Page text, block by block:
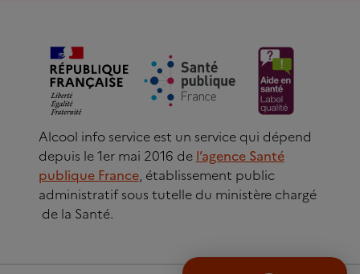
Alcool info service est un service qui dépend
depuis le 1er mai 2016 de l’agence Santé
publique France, établissement public
administratif sous tutelle du ministère chargé
de la Santé.